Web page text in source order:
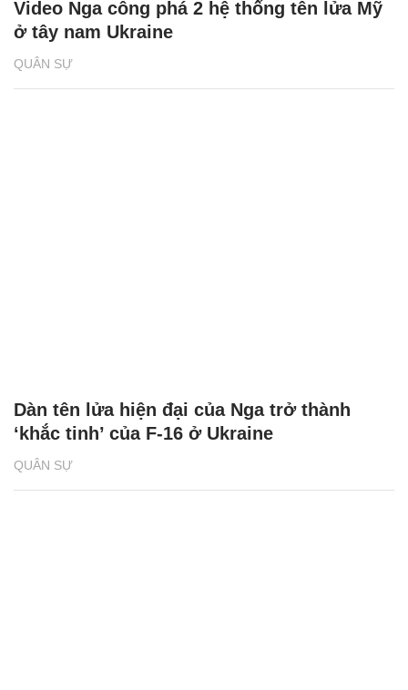
QUÂN SỰ
Video Nga công phá 2 hệ thống tên lửa Mỹ
ở tây nam Ukraine
QUÂN SỰ
Dàn tên lửa hiện đại của Nga trở thành
‘khắc tinh’ của F-16 ở Ukraine